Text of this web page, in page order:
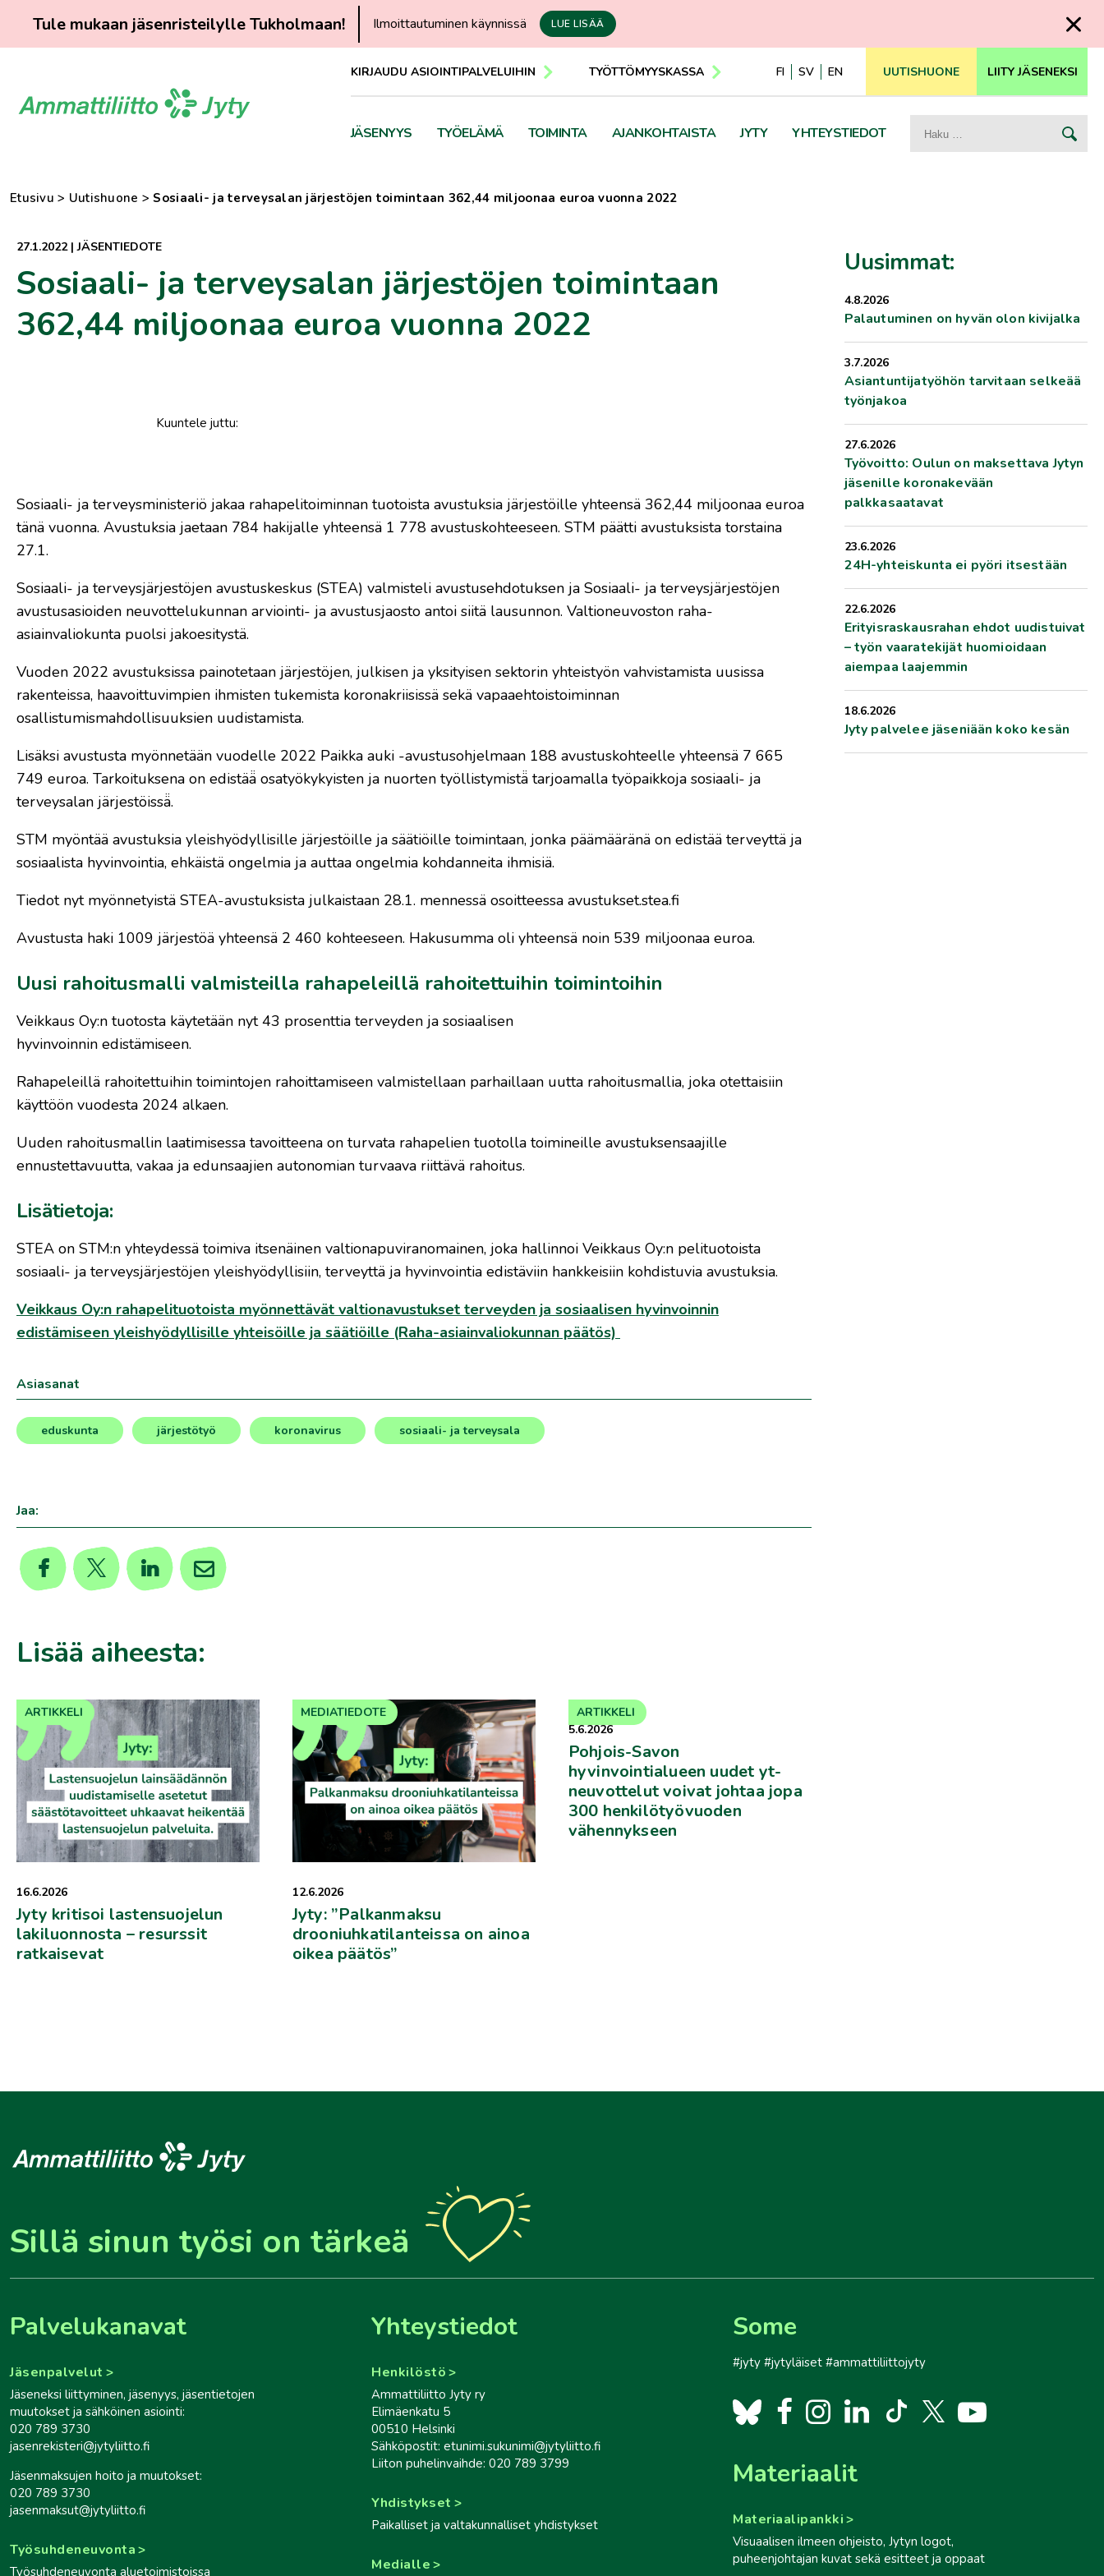
Tule mukaan jäsenristeilylle Tukholmaan! Ilmoittautuminen käynnissä LUE LISÄÄ
sisältöön
KIRJAUDU ASIOINTIPALVELUIHIN TYÖTTÖMYYSKASSA FI SV EN UUTISHUONE LIITY JÄSENEKSI
JÄSENYYS TYÖELÄMÄ TOIMINTA AJANKOHTAISTA JYTY YHTEYSTIEDOT Haku:
Etusivu > Uutishuone >Sosiaali- ja terveysalan järjestöjen toimintaan 362,44 miljoonaa euroa vuonna 2022
27.1.2022|JÄSENTIEDOTE
Sosiaali- ja terveysalan järjestöjen toimintaan
362,44 miljoonaa euroa vuonna 2022
Kuuntele juttu:
Sosiaali- ja terveysministeriö jakaa rahapelitoiminnan tuotoista avustuksia järjestöille yhteensä 362,44 miljoonaa euroa
tänä vuonna. Avustuksia jaetaan 784 hakijalle yhteensä 1 778 avustuskohteeseen. STM päätti avustuksista torstaina
27.1.
Sosiaali- ja terveysjärjestöjen avustuskeskus (STEA) valmisteli avustusehdotuksen ja Sosiaali- ja terveysjärjestöjen
avustusasioiden neuvottelukunnan arviointi- ja avustusjaosto antoi siitä lausunnon. Valtioneuvoston raha-
asiainvaliokunta puolsi jakoesitystä.
Vuoden 2022 avustuksissa painotetaan järjestöjen, julkisen ja yksityisen sektorin yhteistyön vahvistamista uusissa
rakenteissa, haavoittuvimpien ihmisten tukemista koronakriisissä sekä vapaaehtoistoiminnan
osallistumismahdollisuuksien uudistamista.
Lisäksi avustusta myönnetään vuodelle 2022 Paikka auki -avustusohjelmaan 188 avustuskohteelle yhteensä 7 665
749 euroa. Tarkoituksena on edistää̈ osatyökykyisten ja nuorten työllistymistä̈ tarjoamalla työpaikkoja sosiaali- ja
terveysalan järjestöissä̈.
STM myöntää avustuksia yleishyödyllisille järjestöille ja säätiöille toimintaan, jonka päämääränä on edistää terveyttä ja
sosiaalista hyvinvointia, ehkäistä ongelmia ja auttaa ongelmia kohdanneita ihmisiä.
Tiedot nyt myönnetyistä STEA-avustuksista julkaistaan 28.1. mennessä osoitteessa avustukset.stea.fi
Avustusta haki 1009 järjestöä yhteensä 2 460 kohteeseen. Hakusumma oli yhteensä noin 539 miljoonaa euroa.
Uusi rahoitusmalli valmisteilla rahapeleillä rahoitettuihin toimintoihin
Veikkaus Oy:n tuotosta käytetään nyt 43 prosenttia terveyden ja sosiaalisen
hyvinvoinnin edistämiseen.
Rahapeleillä rahoitettuihin toimintojen rahoittamiseen valmistellaan parhaillaan uutta rahoitusmallia, joka otettaisiin
käyttöön vuodesta 2024 alkaen.
Uuden rahoitusmallin laatimisessa tavoitteena on turvata rahapelien tuotolla toimineille avustuksensaajille
ennustettavuutta, vakaa ja edunsaajien autonomian turvaava riittävä rahoitus.
Lisätietoja:
STEA on STM:n yhteydessä toimiva itsenäinen valtionapuviranomainen, joka hallinnoi Veikkaus Oy:n pelituotoista
sosiaali- ja terveysjärjestöjen yleishyödyllisiin, terveyttä ja hyvinvointia edistäviin hankkeisiin kohdistuvia avustuksia.
Veikkaus Oy:n rahapelituotoista myönnettävät valtionavustukset terveyden ja sosiaalisen hyvinvoinnin
edistämiseen yleishyödyllisille yhteisöille ja säätiöille (Raha-asiainvaliokunnan päätös)
Asiasanat
eduskunta järjestötyö koronavirus sosiaali- ja terveysala
Jaa:
Lisää aiheesta:
16.6.2026
Jyty kritisoi lastensuojelun
lakiluonnosta – resurssit
ratkaisevat
ARTIKKELI
12.6.2026
Jyty: ”Palkanmaksu
drooniuhkatilanteissa on ainoa
oikea päätös”
MEDIATIEDOTE
5.6.2026
Pohjois-Savon
hyvinvointialueen uudet yt-
neuvottelut voivat johtaa jopa
300 henkilötyövuoden
vähennykseen
ARTIKKELI
Uusimmat:
4.8.2026
Palautuminen on hyvän olon kivijalka
3.7.2026
Asiantuntijatyöhön tarvitaan selkeää
työnjakoa
27.6.2026
Työvoitto: Oulun on maksettava Jytyn
jäsenille koronakevään
palkkasaatavat
23.6.2026
24H-yhteiskunta ei pyöri itsestään
22.6.2026
Erityisraskausrahan ehdot uudistuivat
– työn vaaratekijät huomioidaan
aiempaa laajemmin
18.6.2026
Jyty palvelee jäseniään koko kesän
Sillä sinun työsi on tärkeä
Palvelukanavat
Jäsenpalvelut
Jäseneksi liittyminen, jäsenyys, jäsentietojen
muutokset ja sähköinen asiointi:
020 789 3730
jasenrekisteri@jytyliitto.fi
Jäsenmaksujen hoito ja muutokset:
020 789 3730
jasenmaksut@jytyliitto.fi
Työsuhdeneuvonta
Työsuhdeneuvonta aluetoimistoissa
Yhteystiedot
Henkilöstö
Ammattiliitto Jyty ry
Elimäenkatu 5
00510 Helsinki
Sähköpostit: etunimi.sukunimi@jytyliitto.fi
Liiton puhelinvaihde: 020 789 3799
Yhdistykset
Paikalliset ja valtakunnalliset yhdistykset
Medialle
Materiaalit
Materiaalipankki
Visuaalisen ilmeen ohjeisto, Jytyn logot,
puheenjohtajan kuvat sekä esitteet ja oppaat
Some
#jyty #jytyläiset #ammattiliittojyty